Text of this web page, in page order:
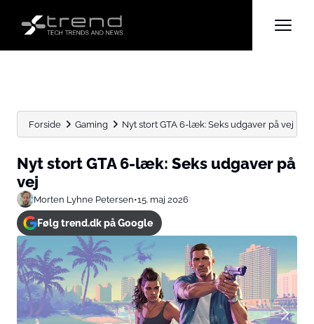
Forside Gaming Nyt stort GTA 6-læk: Seks udgaver på vej
Nyt stort GTA 6-læk: Seks udgaver på
vej
Morten Lyhne Petersen•15. maj 2026
Følg trend.dk på Google